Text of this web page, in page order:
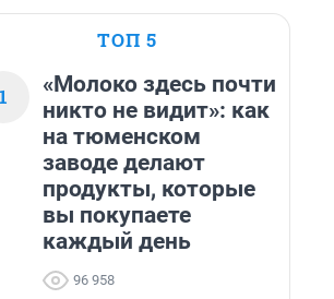
ТОП 5
1
«Молоко здесь почти
никто не видит»: как
на тюменском
заводе делают
продукты, которые
вы покупаете
каждый день
96 958